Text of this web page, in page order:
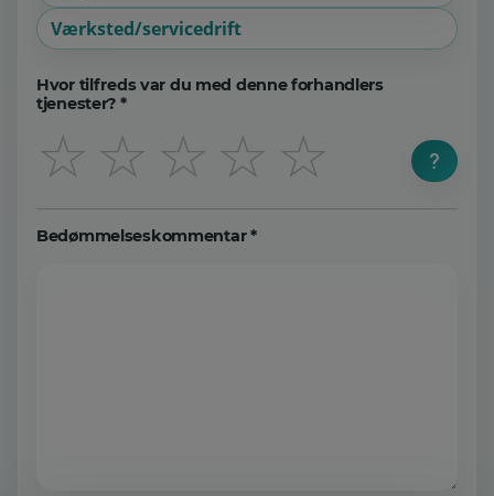
Værksted/servicedrift
Hvor tilfreds var du med denne forhandlers
tjenester? *
☆
☆
☆
☆
☆
Bedømmelseskommentar *